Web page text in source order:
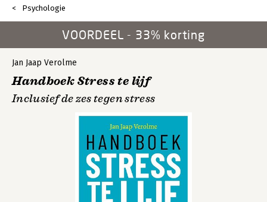
Psychologie
VOORDEEL - 33% korting
Jan Jaap Verolme
Handboek Stress te lijf
Inclusief de zes tegen stress